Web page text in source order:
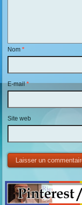
Nom*
E-mail*
Site web